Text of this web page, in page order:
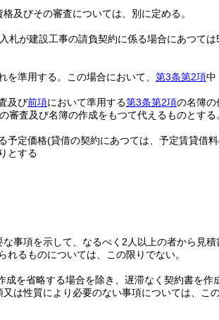
及びその審査については、別に定める。
が建設工事の請負契約に係る場合にあつて
を準用する。 この場合において、 第3条第2項中
及び前項において準用する第3条第2項の名簿の
審査及び名簿の作成をもつて代えるものとする
予定価格(貸借の契約にあつては、予定賃貸借
とする
事項を示して、なるべく2人以上の者から見
るものについては、この限りでない。
成を省略する場合を除き、遅滞なく契約書を作
は性質により必要のない事項については、この